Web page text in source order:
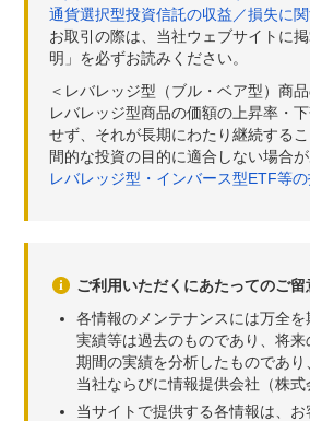
通貨選択型投資信託の収益／損失に
お取引の際は、当社ウェブサイトに
明」を必ずお読みください。
＜レバレッジ型（ブル・ベア型）商
レバレッジ型商品の価額の上昇率・
せず、それが長期にわたり継続する
間的な投資の目的に適合しない場合が
レバレッジ型・インバース型ETF等
ご利用いただくにあたってのご留
各情報のメンテナンスには万全
実績等は過去のものであり、将
期間の実績を分析したものであ
当社ならびに情報提供会社（株
当サイトで提供する各情報は、